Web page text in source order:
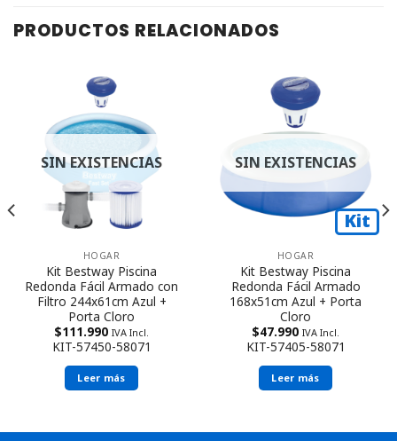
PRODUCTOS RELACIONADOS
SIN EXISTENCIAS
HOGAR
Kit Bestway Piscina
Redonda Fácil Armado con
Filtro 244x61cm Azul +
Porta Cloro
$111.990 IVA Incl.
KIT-57450-58071
Leer más
Kit
SIN EXISTENCIAS
HOGAR
Kit Bestway Piscina
Redonda Fácil Armado
168x51cm Azul + Porta
Cloro
$47.990 IVA Incl.
KIT-57405-58071
Leer más